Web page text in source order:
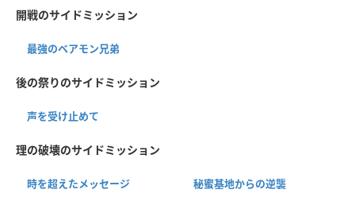
開戦のサイドミッション
最強のベアモン兄弟
後の祭りのサイドミッション
声を受け止めて
理の破壊のサイドミッション
時を超えたメッセージ 秘蜜基地からの逆襲